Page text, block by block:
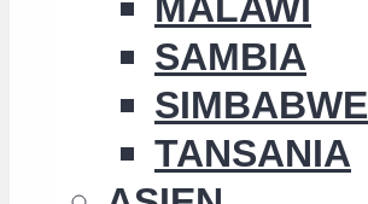
SAMBIA
SIMBABWE
TANSANIA